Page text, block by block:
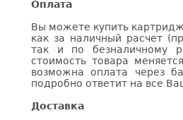
Оплата
Вы можете купить картридж
как за наличный расчет
так и по безналичному
стоимость товара
возможна оплата через
подробно ответит на все
Доставка